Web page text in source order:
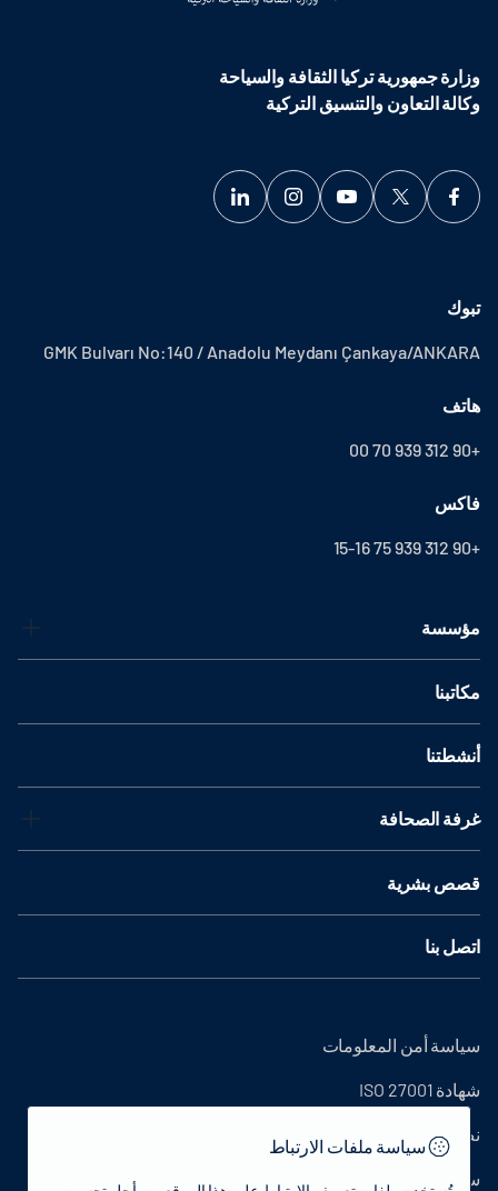
وزارة جمهورية تركيا الثقافة والسياحة
وكالة التعاون والتنسيق التركية
تبوك
GMK Bulvarı No:140 / Anadolu Meydanı Çankaya/ANKARA
هاتف
+90 312 939 70 00
فاكس
+90 312 939 75 15-16
مؤسسة
مكاتبنا
أنشطتنا
غرفة الصحافة
قصص بشرية
اتصل بنا
سياسة أمن المعلومات
شهادة ISO 27001
نص التوضيح
سياسة الخصوصية
سياسة ملفات الارتباط